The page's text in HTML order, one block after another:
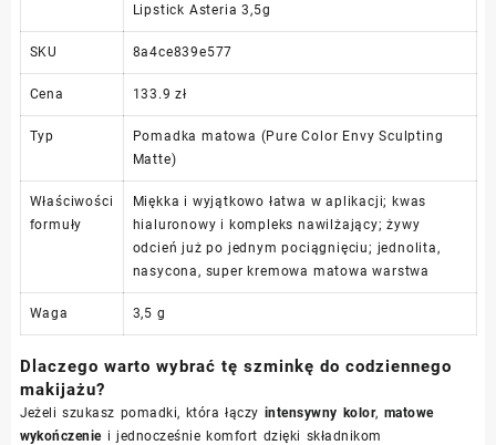
Lipstick Asteria 3,5g
SKU 8a4ce839e577
Cena 133.9 zł
Typ
Pomadka matowa (Pure Color Envy Sculpting
Matte)
Właściwości
formuły
Miękka i wyjątkowo łatwa w aplikacji; kwas
hialuronowy i kompleks nawilżający; żywy
odcień już po jednym pociągnięciu; jednolita,
nasycona, super kremowa matowa warstwa
Waga 3,5 g
Dlaczego warto wybrać tę szminkę do codziennego
makijażu?
Jeżeli szukasz pomadki, która łączy intensywny kolor, matowe
wykończeniei jednocześnie komfort dzięki składnikom